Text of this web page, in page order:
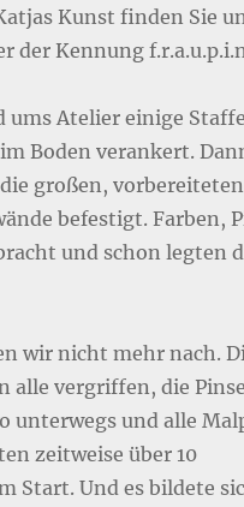
Kunst finden Sie
der Kennung
ums Atelier einige
Boden verankert.
großen, vorbereiteten
befestigt. Farben,
und schon legten
wir nicht mehr nach.
alle vergriffen, die
unterwegs und alle
zeitweise über 10
Start. Und es bildete